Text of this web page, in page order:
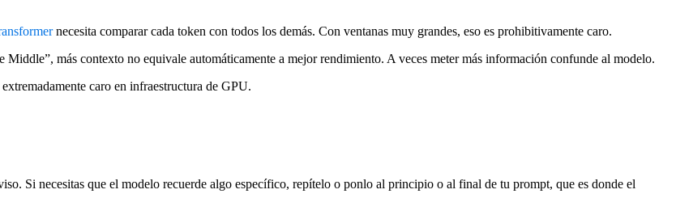
necesita comparar cada token con todos los demás. Con ventanas muy grandes, eso es prohibitivamente caro.
Middle”, más contexto no equivale automáticamente a mejor rendimiento. A veces meter más información confunde al modelo.
caro en infraestructura de GPU.
Si necesitas que el modelo recuerde algo específico, repítelo o ponlo al principio o al final de tu prompt, que es donde el